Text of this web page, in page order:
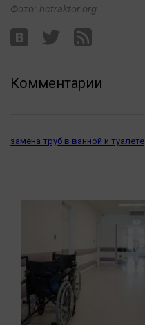
Прогулки по городу Ч
Спецпроект
Статистика
Bookworms
Блогеркуль
Быстрый медиазавод
Вирус чтения
Фото: hctraktor.org
Комментарии
замена труб в ванной и туалете